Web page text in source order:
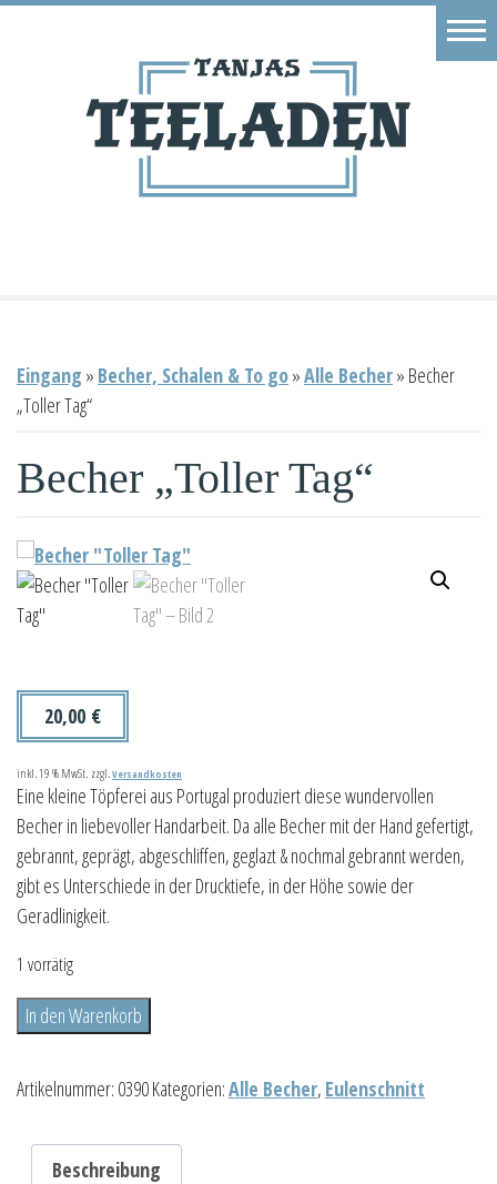
Eingang » Becher, Schalen & To go»Alle Becher» Becher
„Toller Tag“
Becher „Toller Tag“
20,00 €
inkl. 19 % MwSt. zzgl. Versandkosten
Eine kleine Töpferei aus Portugal produziert diese wundervollen
Becher in liebevoller Handarbeit. Da alle Becher mit der Hand gefertigt,
gebrannt, geprägt, abgeschliffen, geglazt & nochmal gebrannt werden,
gibt es Unterschiede in der Drucktiefe, in der Höhe sowie der
Geradlinigkeit.
1 vorrätig
Becher
"Toller
Menge
In den Warenkorb
Artikelnummer: 0390Kategorien:Alle Becher, Eulenschnitt
Beschreibung
Geschäft